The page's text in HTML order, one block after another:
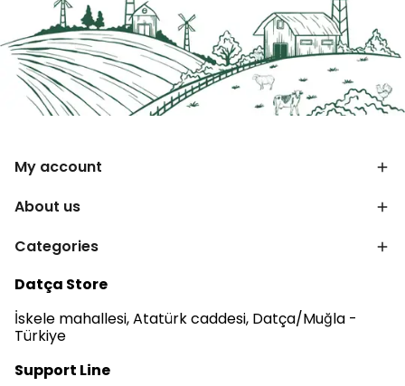
My account
About us
Categories
Datça Store
İskele mahallesi, Atatürk caddesi, Datça/Muğla -
Türkiye
Support Line